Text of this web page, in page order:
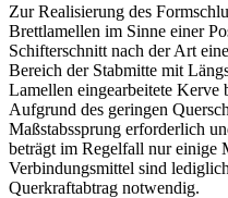
Zur Realisierung des
Brettlamellen im Sinne einer
Schifterschnitt nach der Art
Bereich der Stabmitte mit
Lamellen eingearbeitete
Aufgrund des geringen
Maßstabssprung erforderlich
beträgt im Regelfall nur einige
Verbindungsmittel sind
Querkraftabtrag notwendig.